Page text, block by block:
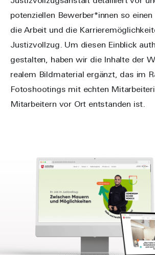
potenziellen Bewerber*innen so
die Arbeit und die
Justizvollzug. Um diesen Einblick
gestalten, haben wir die Inhalte der
realem Bildmaterial ergänzt, das im
Fotoshootings mit echten
Mitarbeitern vor Ort entstanden ist.